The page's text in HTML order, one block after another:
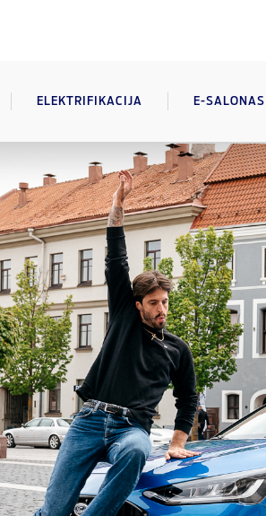
ELEKTRIFIKACIJA E-SALONAS